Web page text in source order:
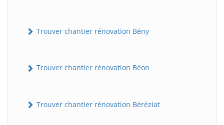
Trouver chantier rénovation Bény
Trouver chantier rénovation Béon
Trouver chantier rénovation Béréziat